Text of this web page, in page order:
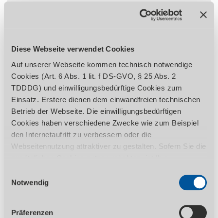
Diese Webseite verwendet Cookies
Auf unserer Webseite kommen technisch notwendige
Cookies (Art. 6 Abs. 1 lit. f DS-GVO, § 25 Abs. 2
TDDDG) und einwilligungsbedürftige Cookies zum
Einsatz. Erstere dienen dem einwandfreien technischen
Betrieb der Webseite. Die einwilligungsbedürftigen
Cookies haben verschiedene Zwecke wie zum Beispiel
den Internetaufritt zu verbessern oder die
Webseitennutzung attraktiver zu gestalten. Sofern Sie die
1 TDDDG erforderlich. Ihre erteilte Einwilligung können
Sie jederzeit durch Aufruf des Consent-Banners mit
Wirkung für die Zukunft widerrufen. Nähere Informationen
zu den einzelnen Cookies und die damit in Verbindung
Notwendig
Präferenzen
Edelstahl
Aluminium
Typische Anwendungen
Karosseriereparaturen / Instandsetzung
Landwirtschaft
Heftschweißungen
Beschreibung